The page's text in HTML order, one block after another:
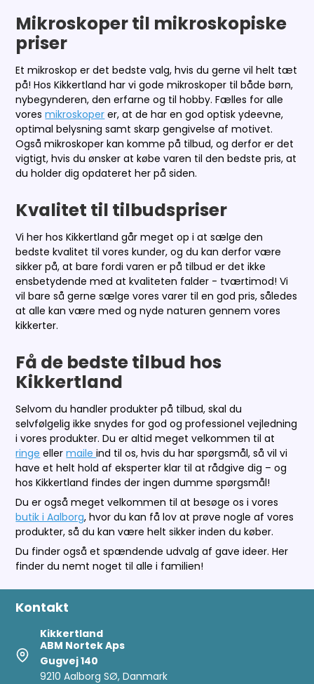
Mikroskoper til mikroskopiske
priser
Et mikroskop er det bedste valg, hvis du gerne vil helt tæt
på! Hos Kikkertland har vi gode mikroskoper til både børn,
nybegynderen, den erfarne og til hobby. Fælles for alle
voresmikroskoper er, at de har en god optisk ydeevne,
optimal belysning samt skarp gengivelse af motivet.
Også mikroskoper kan komme på tilbud, og derfor er det
vigtigt, hvis du ønsker at købe varen til den bedste pris, at
du holder dig opdateret her på siden.
Kvalitet til tilbudspriser
Vi her hos Kikkertland går meget op i at sælge den
bedste kvalitet til vores kunder, og du kan derfor være
sikker på, at bare fordi varen er på tilbud er det ikke
ensbetydende med at kvaliteten falder - tværtimod! Vi
vil bare så gerne sælge vores varer til en god pris, således
at alle kan være med og nyde naturen gennem vores
kikkerter.
Få de bedste tilbud hos
Kikkertland
Selvom du handler produkter på tilbud, skal du
selvfølgelig ikke snydes for god og professionel vejledning
i vores produkter. Du er altid meget velkommen til at
ringe ellermaileind til os, hvis du har spørgsmål, så vil vi
have et helt hold af eksperter klar til at rådgive dig – og
hos Kikkertland findes der ingen dumme spørgsmål!
Du er også meget velkommen til at besøge os i vores
butik i Aalborg, hvor du kan få lov at prøve nogle af vores
produkter, så du kan være helt sikker inden du køber.
Du finder også et spændende udvalg af gave ideer. Her
finder du nemt noget til alle i familien!
Kontakt
Kikkertland
ABM Nortek Aps
Gugvej 140
9210 Aalborg SØ, Danmark